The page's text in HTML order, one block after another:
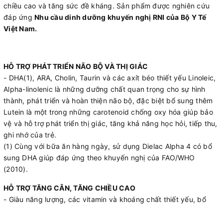
chiều cao và tăng sức đề kháng. Sản phẩm được nghiên cứu
đáp ứng Nhu cầu dinh dưỡng khuyến nghị RNI của Bộ Y Tế
Việt Nam.
HỖ TRỢ PHÁT TRIỂN NÃO BỘ VÀ THỊ GIÁC
- DHA(1), ARA, Cholin, Taurin và các axít béo thiết yếu Linoleic,
Alpha-linolenic là những dưỡng chất quan trọng cho sự hình
thành, phát triển và hoàn thiện não bộ, đặc biệt bổ sung thêm
Lutein là một trong những carotenoid chống oxy hóa giúp bảo
vệ và hỗ trợ phát triển thị giác, tăng khả năng học hỏi, tiếp thu,
ghi nhớ của trẻ.
(1) Cùng với bữa ăn hàng ngày, sử dụng Dielac Alpha 4 có bổ
sung DHA giúp đáp ứng theo khuyến nghị của FAO/WHO
(2010).
HỖ TRỢ TĂNG CÂN, TĂNG CHIỀU CAO
- Giàu năng lượng, các vitamin và khoáng chất thiết yếu, bổ